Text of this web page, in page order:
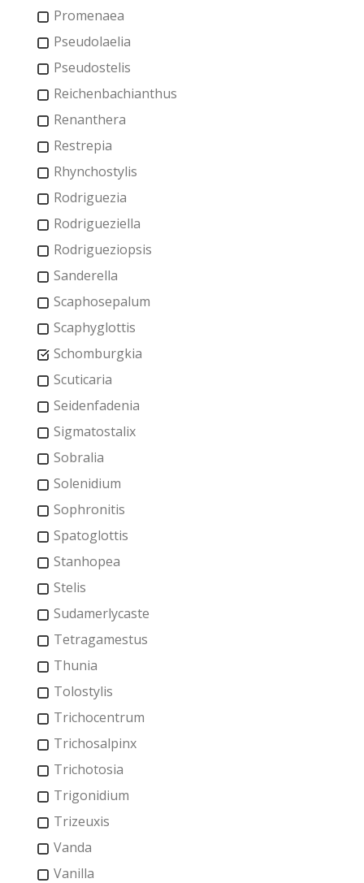
Promenaea
Pseudolaelia
Pseudostelis
Reichenbachianthus
Renanthera
Restrepia
Rhynchostylis
Rodriguezia
Rodrigueziella
Rodrigueziopsis
Sanderella
Scaphosepalum
Scaphyglottis
Schomburgkia
Scuticaria
Seidenfadenia
Sigmatostalix
Sobralia
Solenidium
Sophronitis
Spatoglottis
Stanhopea
Stelis
Sudamerlycaste
Tetragamestus
Thunia
Tolostylis
Trichocentrum
Trichosalpinx
Trichotosia
Trigonidium
Trizeuxis
Vanda
Vanilla